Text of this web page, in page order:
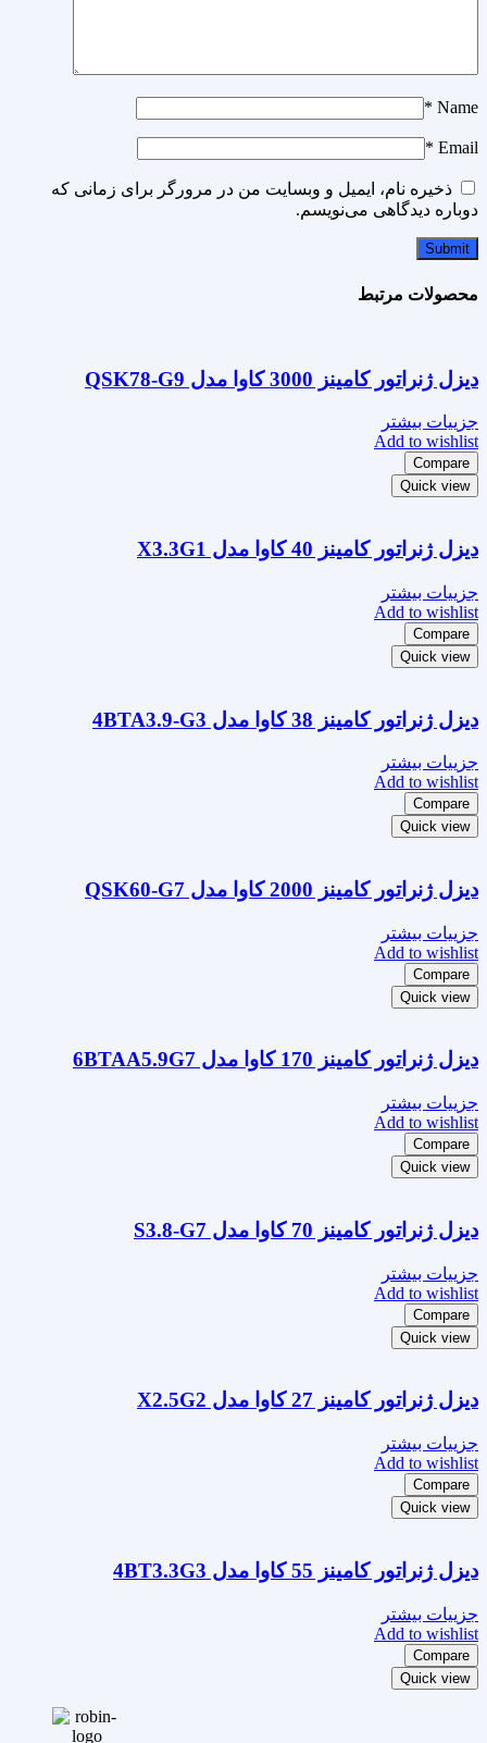
Name
*
Email
*
ذخیره نام، ایمیل و وبسایت من در مرورگر برای زمانی که
دوباره دیدگاهی می‌نویسم.
محصولات مرتبط
دیزل ژنراتور کامینز 3000 کاوا مدل QSK78-G9
جزییات بیشتر
Add to wishlist
Compare
Quick view
دیزل ژنراتور کامینز 40 کاوا مدل X3.3G1
جزییات بیشتر
Add to wishlist
Compare
Quick view
دیزل ژنراتور کامینز 38 کاوا مدل 4BTA3.9-G3
جزییات بیشتر
Add to wishlist
Compare
Quick view
دیزل ژنراتور کامینز 2000 کاوا مدل QSK60-G7
جزییات بیشتر
Add to wishlist
Compare
Quick view
دیزل ژنراتور کامینز 170 کاوا مدل 6BTAA5.9G7
جزییات بیشتر
Add to wishlist
Compare
Quick view
دیزل ژنراتور کامینز 70 کاوا مدل S3.8-G7
جزییات بیشتر
Add to wishlist
Compare
Quick view
دیزل ژنراتور کامینز 27 کاوا مدل X2.5G2
جزییات بیشتر
Add to wishlist
Compare
Quick view
دیزل ژنراتور کامینز 55 کاوا مدل 4BT3.3G3
جزییات بیشتر
Add to wishlist
Compare
Quick view